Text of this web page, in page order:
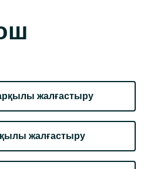
жалғастыру
жалғастыру